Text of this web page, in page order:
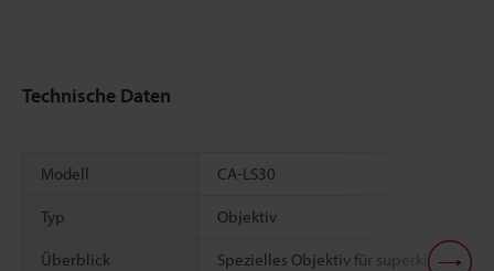
Technische Daten
Modell CA-LS30
Typ Objektiv
Überblick
Spezielles Objektiv für superkleine